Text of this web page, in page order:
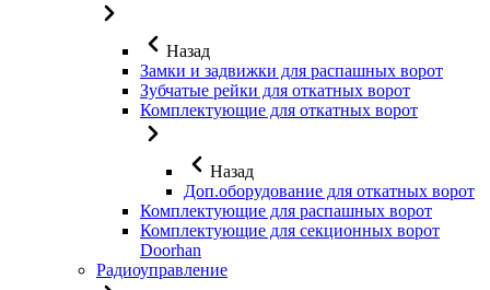
Назад
Замки и задвижки для распашных ворот
Зубчатые рейки для откатных ворот
Комплектующие для откатных ворот
Назад
Доп.оборудование для откатных ворот
Комплектующие для распашных ворот
Комплектующие для секционных ворот
Doorhan
Радиоуправление